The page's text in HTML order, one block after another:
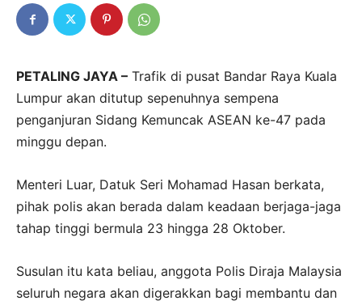
PETALING JAYA – Trafik di pusat Bandar Raya Kuala
Lumpur akan ditutup sepenuhnya sempena
penganjuran Sidang Kemuncak ASEAN ke-47 pada
minggu depan.
Menteri Luar, Datuk Seri Mohamad Hasan berkata,
pihak polis akan berada dalam keadaan berjaga-jaga
tahap tinggi bermula 23 hingga 28 Oktober.
Susulan itu kata beliau, anggota Polis Diraja Malaysia
seluruh negara akan digerakkan bagi membantu dan